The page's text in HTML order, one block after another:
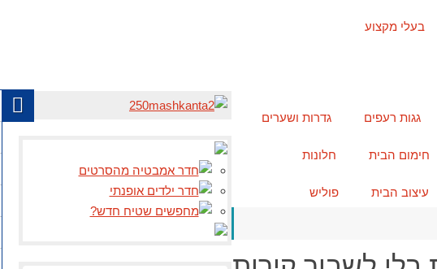
בעלי מקצוע
גגות רעפים גדרות ושערים
חימום הבית חלונות
עיצוב הבית פוליש